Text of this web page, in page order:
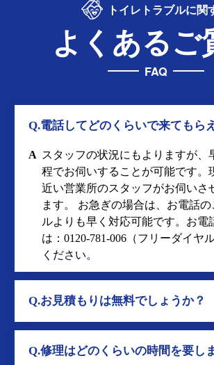
トイレトラブルに関
よくあるご
FAQ
Q.電話してどのくらいで来てもら
A スタッフの状況にもよりますが、
程でお伺いすることが可能です。
近い営業所のスタッフがお伺いさ
ます。 お急ぎの場合は、お電話
ルよりも早く対応可能です。お電
は： 0120-781-006 （フリーダイヤ
ください。
Q.お見積もりは無料でしょうか？
Q.修理はどのくらいの時間を要し